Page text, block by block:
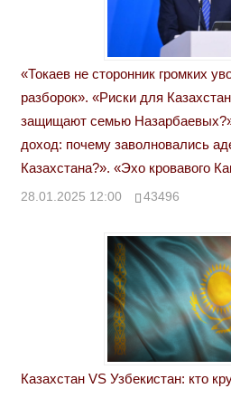
«Токаев не сторонник громких
разборок». «Риски для
защищают семью
доход: почему заволновались
Казахстана?». «Эхо кровавого
28.01.2025 12:00 43496
Казахстан VS Узбекистан: кто